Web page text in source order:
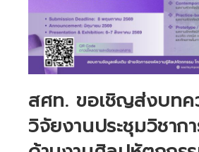
สศท. ขอเชิญส่งบทค
วิจัยงานประชุมวิชาก